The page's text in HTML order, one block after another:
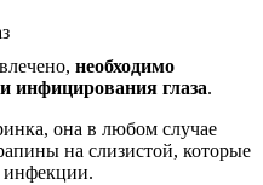
необходимо
инфицирования глаза.
она в любом случае
на слизистой, которые
инфекции.